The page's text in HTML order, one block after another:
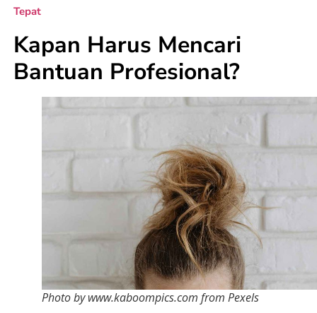
Tepat
Kapan Harus Mencari
Bantuan Profesional?
Photo by www.kaboompics.com from Pexels